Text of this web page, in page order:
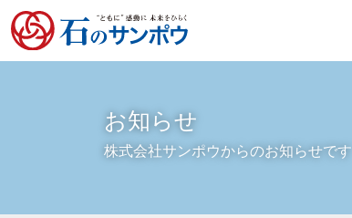
お知らせ
株式会社サンポウからのお知らせです